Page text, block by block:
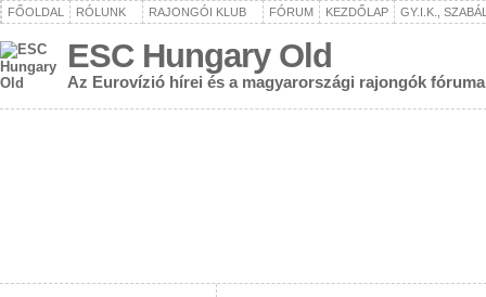
FŐOLDAL RÓLUNK RAJONGÓI KLUB FÓRUM KEZDŐLAP GY.I.K.,
ESC Hungary Old
Az Eurovízió hírei és a magyarországi rajongók fóruma